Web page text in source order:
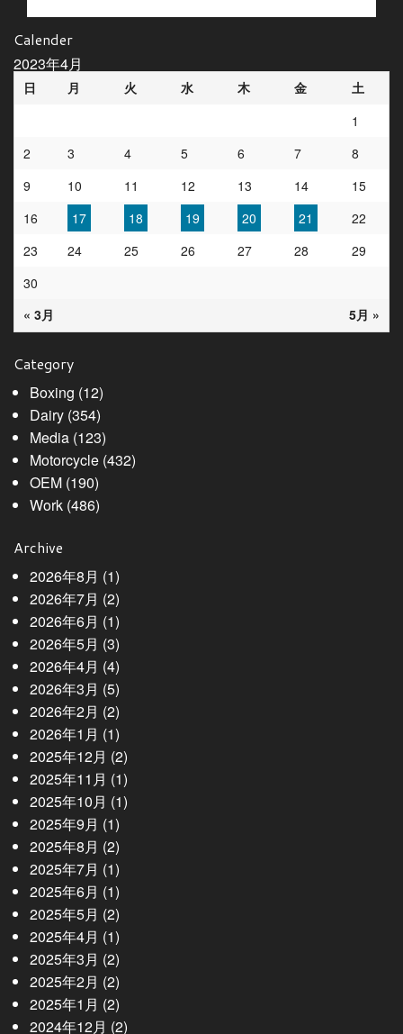
Calender
2023年4月
日 月 火 水 木 金 土
« 3月 5月 »
1
2
3 4 5 6 7
8
9
10 11 12 13 14
15
16
17 18 19 20 21
22
23
24 25 26 27 28
29
30
Category
Boxing (12)
Dairy(354)
Media(123)
Motorcycle(432)
OEM(190)
Work(486)
Archive
2026年8月 (1)
2026年7月 (2)
2026年6月 (1)
2026年5月 (3)
2026年4月 (4)
2026年3月 (5)
2026年2月 (2)
2026年1月 (1)
2025年12月 (2)
2025年11月 (1)
2025年10月 (1)
2025年9月 (1)
2025年8月 (2)
2025年7月 (1)
2025年6月 (1)
2025年5月 (2)
2025年4月 (1)
2025年3月 (2)
2025年2月 (2)
2025年1月 (2)
2024年12月 (2)